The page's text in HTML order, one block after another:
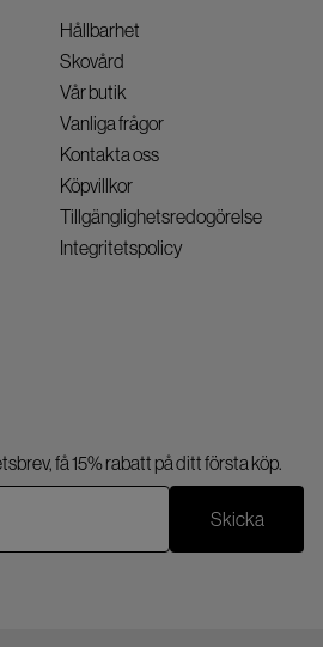
Hållbarhet
Skovård
Vår butik
Vanliga frågor
Kontakta oss
Köpvillkor
Tillgänglighetsredogörelse
Integritetspolicy
få 15% rabatt på ditt första köp.
Skicka